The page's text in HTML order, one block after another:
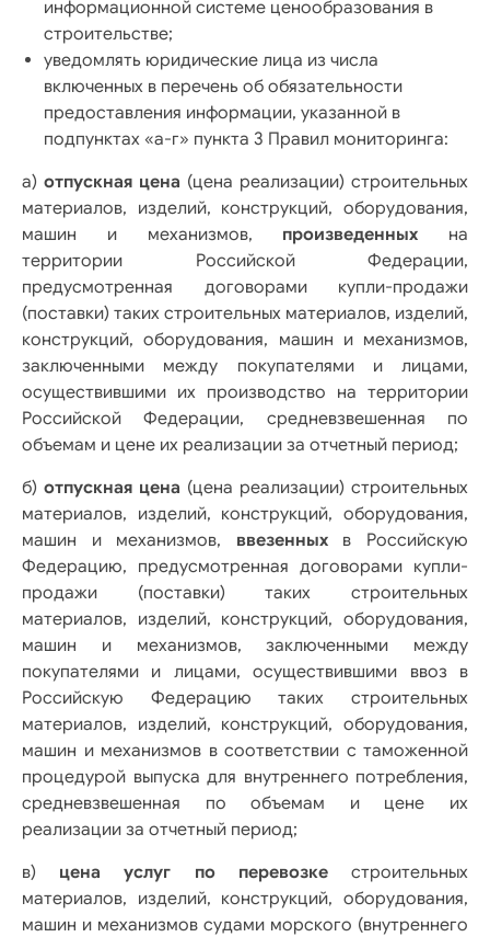
информационной системе ценообразования в
строительстве;
уведомлять юридические лица из числа
включенных в перечень об обязательности
предоставления информации, указанной в
подпунктах «а-г» пункта 3 Правил мониторинга:
а) отпускная цена (цена реализации) строительных
материалов, изделий, конструкций, оборудования,
машин и механизмов, произведенных на
территории Российской Федерации,
предусмотренная договорами купли-продажи
(поставки) таких строительных материалов, изделий,
конструкций, оборудования, машин и механизмов,
заключенными между покупателями и лицами,
осуществившими их производство на территории
Российской Федерации, средневзвешенная по
объемам и цене их реализации за отчетный период;
б) отпускная цена (цена реализации) строительных
материалов, изделий, конструкций, оборудования,
машин и механизмов, ввезенныхв Российскую
Федерацию, предусмотренная договорами купли-
продажи (поставки) таких строительных
материалов, изделий, конструкций, оборудования,
машин и механизмов, заключенными между
покупателями и лицами, осуществившими ввоз в
Российскую Федерацию таких строительных
материалов, изделий, конструкций, оборудования,
машин и механизмов в соответствии с таможенной
процедурой выпуска для внутреннего потребления,
средневзвешенная по объемам и цене их
реализации за отчетный период;
в) цена услуг по перевозкестроительных
материалов, изделий, конструкций, оборудования,
машин и механизмов судами морского (внутреннего